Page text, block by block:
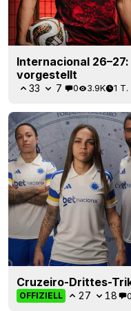
Internacional
vorgestellt
33 7 0 3.9K 1 T.
Cruzeiro-Drittes-
OFFIZIELL 27 18 0